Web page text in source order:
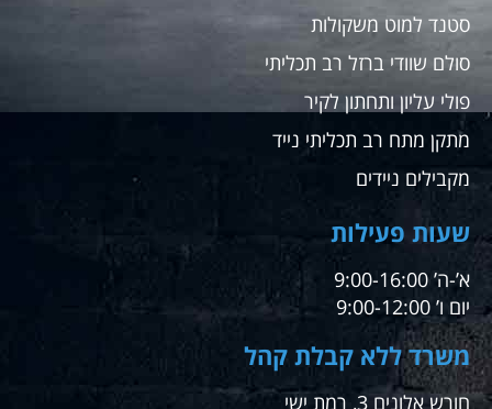
סטנד למוט משקולות
סולם שוודי ברזל רב תכליתי
פולי עליון ותחתון לקיר
מתקן מתח רב תכליתי נייד
מקבילים ניידים
שעות פעילות
א’-ה’ 9:00-16:00
יום ו’ 9:00-12:00
משרד ללא קבלת קהל
חורש אלונים 3, רמת ישי